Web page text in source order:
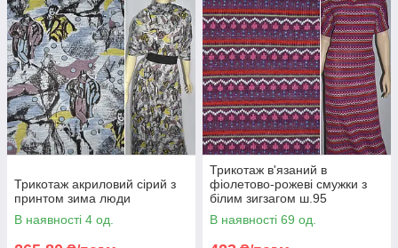
Трикотаж акриловий сірий з
принтом зима люди
В наявності 4 од.
Трикотаж в'язаний в
фіолетово-рожеві смужки з
білим зигзагом ш.95
В наявності 69 од.